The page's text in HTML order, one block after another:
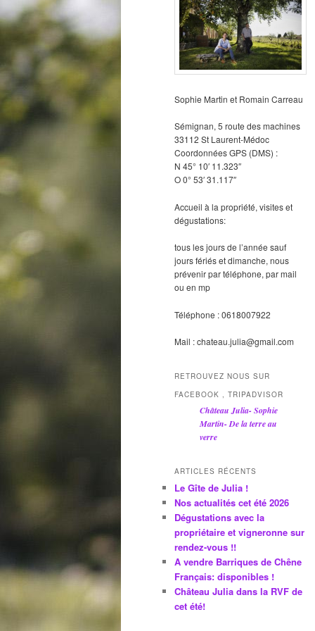
Sophie Martin et Romain Carreau
Sémignan, 5 route des machines
33112 St Laurent-Médoc
Coordonnées GPS (DMS) :
N 45° 10′ 11.323″
O 0° 53′ 31.117″
Accueil à la propriété, visites et
dégustations:
tous les jours de l’année sauf
jours fériés et dimanche, nous
prévenir par téléphone, par mail
ou en mp
Téléphone : 0618007922
Mail : chateau.julia@gmail.com
RETROUVEZ NOUS SUR
FACEBOOK , TRIPADVISOR
Château Julia- Sophie
Martin- De la terre au
verre
ARTICLES RÉCENTS
Le Gîte de Julia !
Nos actualités cet été 2026
Dégustations avec la
propriétaire et vigneronne sur
rendez-vous !!
A vendre Barriques de Chêne
Français: disponibles !
Château Julia dans la RVF de
cet été!